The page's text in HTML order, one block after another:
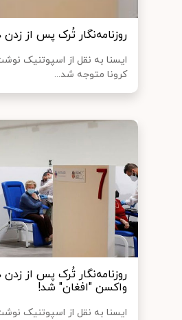
روزنامه‌نگار تُرک پس از
ایسنا به نقل از اسپوتنیک
کرونا متوجه شد...
روزنامه‌نگار تُرک پس از زدن
واکسن "افغان" شد!
ایسنا به نقل از اسپوتنیک